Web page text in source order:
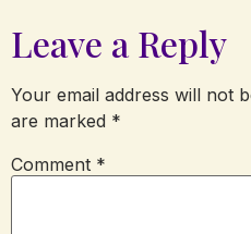
Leave a Reply
Your email address will not
are marked *
Comment *